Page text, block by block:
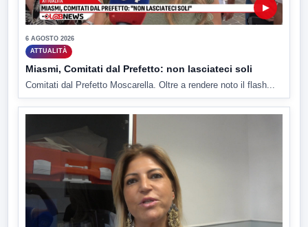
▶
6 AGOSTO 2026
ATTUALITÀ
Miasmi, Comitati dal Prefetto: non lasciateci soli
Comitati dal Prefetto Moscarella. Oltre a rendere noto il flash...